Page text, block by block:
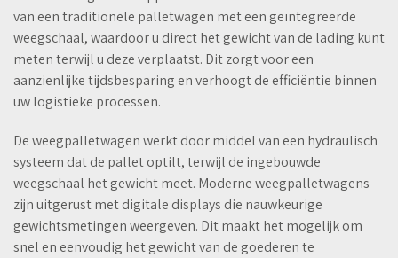
van een traditionele palletwagen met een geïntegreerde
weegschaal, waardoor u direct het gewicht van de lading kunt
meten terwijl u deze verplaatst. Dit zorgt voor een
aanzienlijke tijdsbesparing en verhoogt de efficiëntie binnen
uw logistieke processen.
De weegpalletwagen werkt door middel van een hydraulisch
systeem dat de pallet optilt, terwijl de ingebouwde
weegschaal het gewicht meet. Moderne weegpalletwagens
zijn uitgerust met digitale displays die nauwkeurige
gewichtsmetingen weergeven. Dit maakt het mogelijk om
snel en eenvoudig het gewicht van de goederen te